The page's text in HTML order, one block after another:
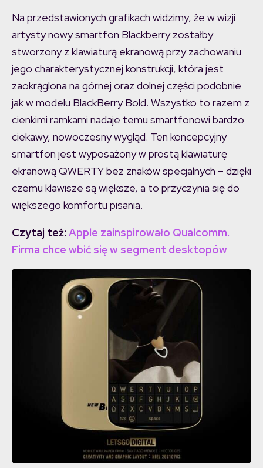
Na przedstawionych grafikach widzimy, że w wizji
artysty nowy smartfon Blackberry zostałby
stworzony z klawiaturą ekranową przy zachowaniu
jego charakterystycznej konstrukcji, która jest
zaokrąglona na górnej oraz dolnej części podobnie
jak w modelu BlackBerry Bold. Wszystko to razem z
cienkimi ramkami nadaje temu smartfonowi bardzo
ciekawy, nowoczesny wygląd. Ten koncepcyjny
smartfon jest wyposażony w prostą klawiaturę
ekranową QWERTY bez znaków specjalnych – dzięki
czemu klawisze są większe, a to przyczynia się do
większego komfortu pisania.
Czytaj też: Apple zainspirowało Qualcomm.
Firma chce wbić się w segment desktopów